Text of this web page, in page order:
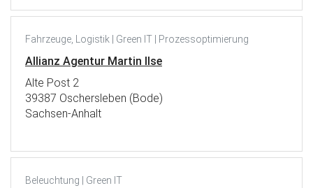
Fahrzeuge, Logistik | Green IT | Prozessoptimierung
Allianz Agentur Martin Ilse
Alte Post 2
39387 Oschersleben (Bode)
Sachsen-Anhalt
Beleuchtung | Green IT